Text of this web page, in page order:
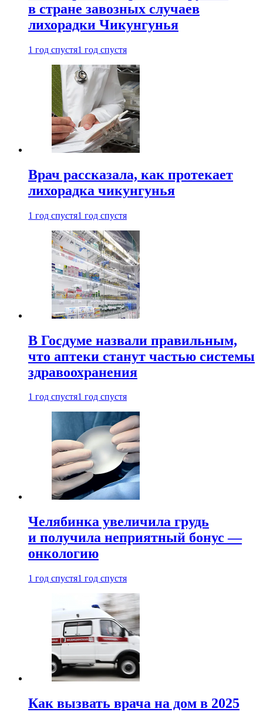
в стране завозных случаев
лихорадки Чикунгунья
1 год спустя1 год спустя
Врач рассказала, как протекает
лихорадка чикунгунья
1 год спустя1 год спустя
В Госдуме назвали правильным,
что аптеки станут частью системы
здравоохранения
1 год спустя1 год спустя
Челябинка увеличила грудь
и получила неприятный бонус —
онкологию
1 год спустя1 год спустя
Как вызвать врача на дом в 2025